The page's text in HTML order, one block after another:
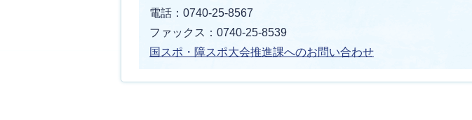
電話：0740-25-8567
ファックス：0740-25-8539
国スポ・障スポ大会推進課へのお問い合わせ